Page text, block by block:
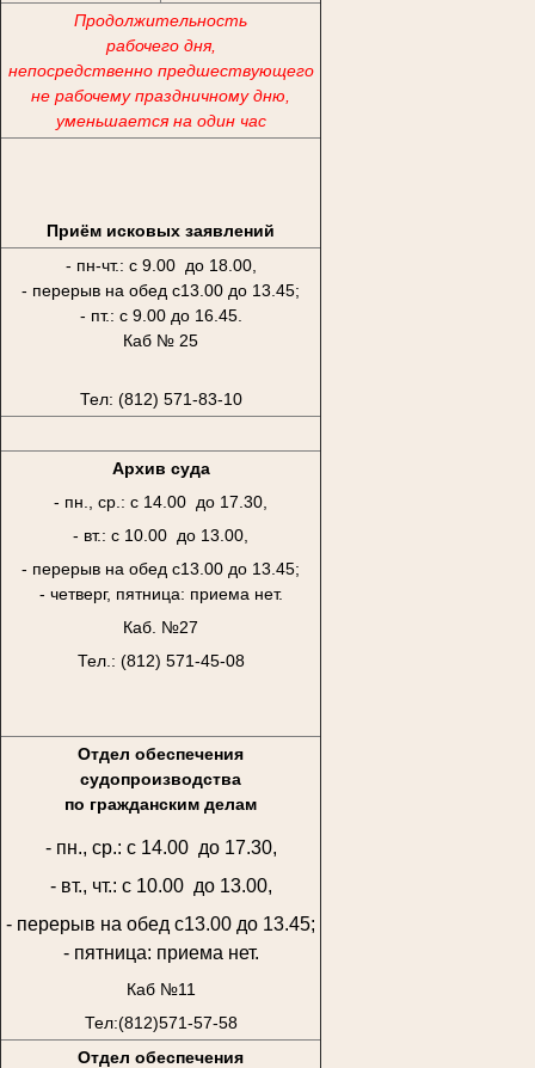
Продолжительность
рабочего дня,
непосредственно предшествующего
не рабочему праздничному дню,
уменьшается на один час
Приём исковых заявлений
- пн-чт.: с 9.00 до 18.00,
- перерыв на обед с13.00 до 13.45;
- пт.: с 9.00 до 16.45.
Каб № 25
Тел: (812) 571-83-10
Архив суда
- пн., ср.: с 14.00 до 17.30,
- вт.: с 10.00 до 13.00,
- перерыв на обед с13.00 до 13.45;
- четверг, пятница: приема нет.
Каб. №27
Тел.: (812) 571-45-08
Отдел обеспечения
судопроизводства
по гражданским делам
- пн., ср.: с 14.00 до 17.30,
- вт., чт.: с 10.00 до 13.00,
- перерыв на обед с13.00 до 13.45;
- пятница: приема нет.
Каб №11
Тел:(812)571-57-58
Отдел обеспечения